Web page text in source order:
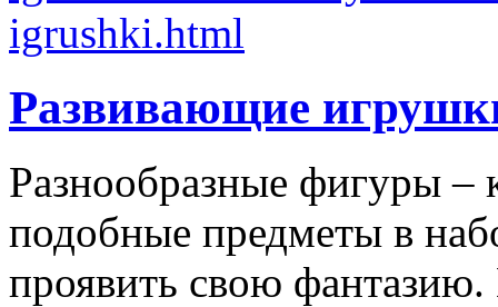
Развивающие
Разнообразные фигуры –
подобные предметы в
проявить свою